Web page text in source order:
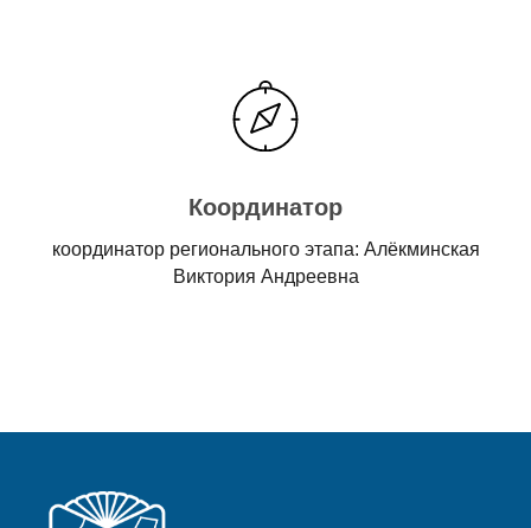
Координатор
координатор регионального этапа: Алёкминская
Виктория Андреевна